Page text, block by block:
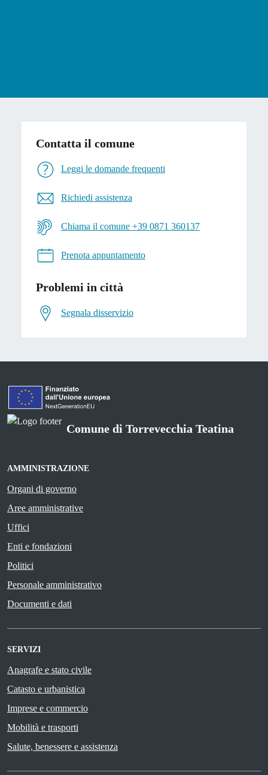
Contatta il comune
Leggi le domande frequenti
Richiedi assistenza
Chiama il comune +39 0871 360137
Prenota appuntamento
Problemi in città
Segnala disservizio
Comune di Torrevecchia Teatina
AMMINISTRAZIONE
Organi di governo
Aree amministrative
Uffici
Enti e fondazioni
Politici
Personale amministrativo
Documenti e dati
SERVIZI
Anagrafe e stato civile
Catasto e urbanistica
Imprese e commercio
Mobilità e trasporti
Salute, benessere e assistenza